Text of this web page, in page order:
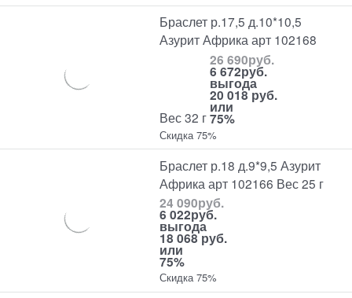
Браслет р.17,5 д.10*10,5
Азурит Африка арт 102168
Вес 32 г
26 690руб.
6 672руб.
выгода
20 018 руб.
или
75%
Скидка 75%
Браслет р.18 д.9*9,5 Азурит
Африка арт 102166 Вес 25 г
24 090руб.
6 022руб.
выгода
18 068 руб.
или
75%
Скидка 75%